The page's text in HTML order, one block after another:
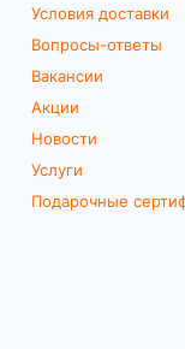
Условия доставки
Вопросы-ответы
Вакансии
Акции
Новости
Услуги
Подарочные